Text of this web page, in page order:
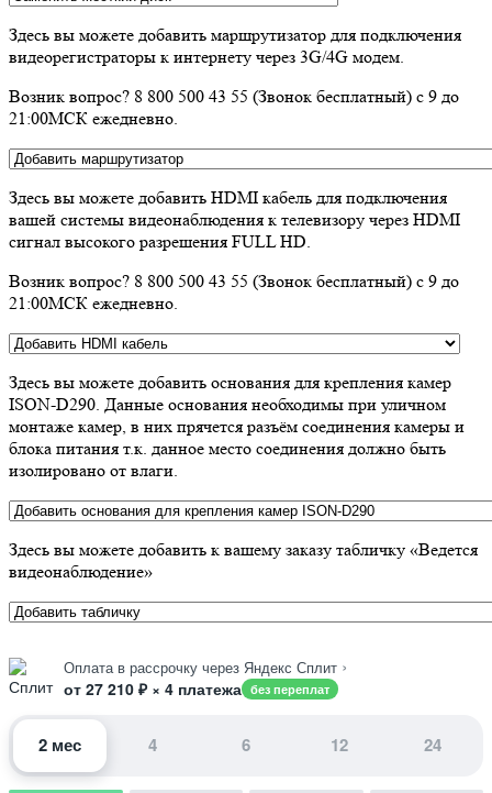
Здесь вы можете добавить маршрутизатор для подключения
видеорегистраторы к интернету через 3G/4G модем.
Возник вопрос? 8 800 500 43 55 (Звонок бесплатный) с 9 до
21:00МСК ежедневно.
Здесь вы можете добавить HDMI кабель для подключения
вашей системы видеонаблюдения к телевизору через HDMI
сигнал высокого разрешения FULL HD.
Возник вопрос? 8 800 500 43 55 (Звонок бесплатный) с 9 до
21:00МСК ежедневно.
Здесь вы можете добавить основания для крепления камер
ISON-D290. Данные основания необходимы при уличном
монтаже камер, в них прячется разъём соединения камеры и
блока питания т.к. данное место соединения должно быть
изолировано от влаги.
Здесь вы можете добавить к вашему заказу табличку «Ведется
видеонаблюдение»
Оплата в рассрочку через Яндекс Сплит ›
от 27 210 ₽ × 4 платежа без переплат
2 мес 4 6 12 24